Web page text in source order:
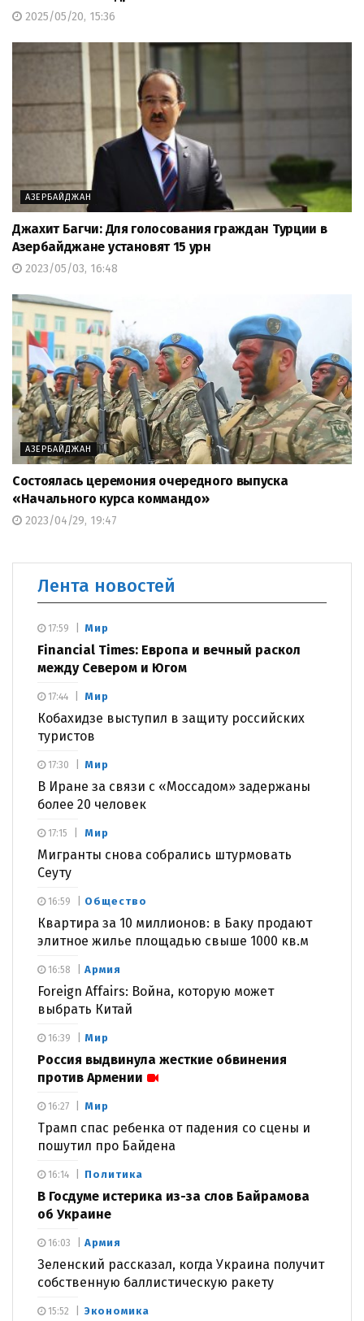
2025/05/20, 15:36
АЗЕРБАЙДЖАН
Джахит Багчи: Для голосования граждан Турции в
Азербайджане установят 15 урн
2023/05/03, 16:48
АЗЕРБАЙДЖАН
Состоялась церемония очередного выпуска
«Начального курса коммандо»
2023/04/29, 19:47
Лента новостей
Мир
Financial Times: Европа и вечный раскол
между Севером и Югом
17:59
Мир
Кобахидзе выступил в защиту российских
туристов
17:44
Мир
В Иране за связи с «Моссадом» задержаны
более 20 человек
17:30
Мир
Мигранты снова собрались штурмовать
Сеуту
17:15
Общество
Квартира за 10 миллионов: в Баку продают
элитное жилье площадью свыше 1000 кв.м
16:59
Армия
Foreign Affairs: Война, которую может
выбрать Китай
16:58
Мир
Россия выдвинула жесткие обвинения
против Армении
16:39
Мир
Трамп спас ребенка от падения со сцены и
пошутил про Байдена
16:27
Политика
В Госдуме истерика из-за слов Байрамова
об Украине
16:14
Армия
Зеленский рассказал, когда Украина получит
собственную баллистическую ракету
16:03
Экономика
15:52